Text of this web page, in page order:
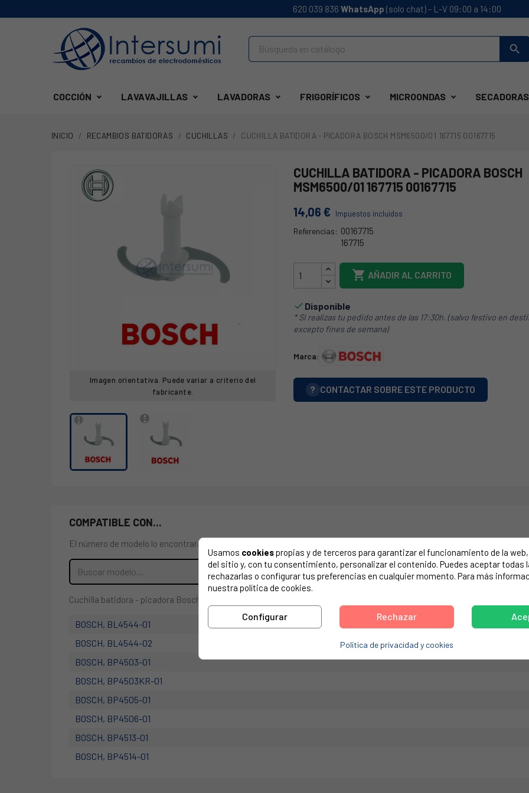
620 039 836 WhatsApp (solo chat) - L-V 09:00 a 14:00
search
COCCIÓN LAVAVAJILLAS LAVADORAS FRIGORÍFICOS MICROONDAS SECADORAS
INICIO RECAMBIOS BATIDORAS CUCHILLAS CUCHILLA BATIDORA - PICADORA BOSCH MSM6500/01 167715 00167715
Imagen orientativa. Puede variar a criterio del
fabricante.
CUCHILLA BATIDORA - PICADORA BOSCH
MSM6500/01 167715 00167715
14,06 € Impuestos incluidos
Referencias: 00167715
167715
 AÑADIR AL CARRITO
 Disponible
* Si realizas tu pedido antes de las 17:30h. (salvo festivo en
excepto fines de semana)
Marca:
? CONTACTAR SOBRE ESTE PRODUCTO
COMPATIBLE CON...
El número de modelo lo encontrarás en la etiqueta de tu electrodoméstico. Suele estar formado por números y letras.
Cuchilla batidora - picadora Bosch MSM6500/01 167715
BOSCH, BL4544-01
BOSCH, BL4544-02
BOSCH, BP4503-01
BOSCH, BP4503KR-01
BOSCH, BP4505-01
BOSCH, BP4506-01
BOSCH, BP4513-01
BOSCH, BP4514-01
Usamos cookiespropias y de terceros para garantizar el funcionamiento de la
del sitio y, con tu consentimiento, personalizar el contenido. Puedes aceptar todas
rechazarlas o configurar tus preferencias en cualquier momento. Para más
nuestra política de cookies.
Configurar Rechazar
Política de privacidad y cookies